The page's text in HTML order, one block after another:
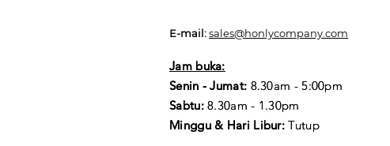
E-mail:sales@honlycompany.com
Jam buka:
Senin - Jumat: 8.30am - 5:00pm
Sabtu:8.30am - 1.30pm
Minggu & Hari Libur: Tutup
Jam buka:
Senin - Jumat: 8.30am - 5:00pm
Sabtu:8.30am - 1.30pm
Minggu & Hari Libur: Tutup